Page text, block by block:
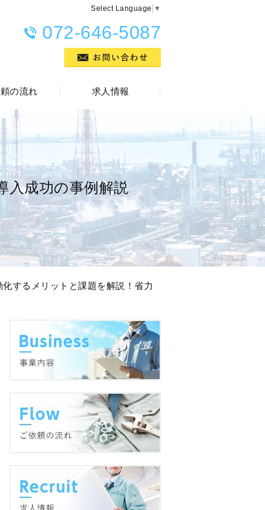
Select Language ▼
072-646-5087
の流れ 求人情報
入成功の事例解説
するメリットと課題を解説！省力